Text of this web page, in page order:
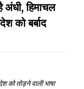
अंधी, हिमाचल
को बर्बाद
तोड़ने वाली भाषा